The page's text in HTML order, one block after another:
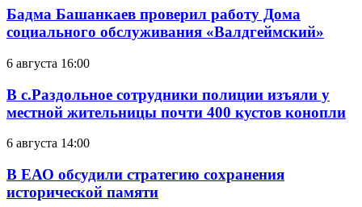
Бадма Башанкаев проверил работу Дома
социального обслуживания «Валдгеймский»
6 августа 16:00
В с.Раздольное сотрудники полиции изъяли у
местной жительницы почти 400 кустов конопли
6 августа 14:00
В ЕАО обсудили стратегию сохранения
исторической памяти